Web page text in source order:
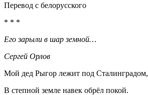
Перевод с белорусского
* * *
Его зарыли в шар земной…
Сергей Орлов
Мой дед Рыгор лежит под Сталинградом,
В степной земле навек обрёл покой.